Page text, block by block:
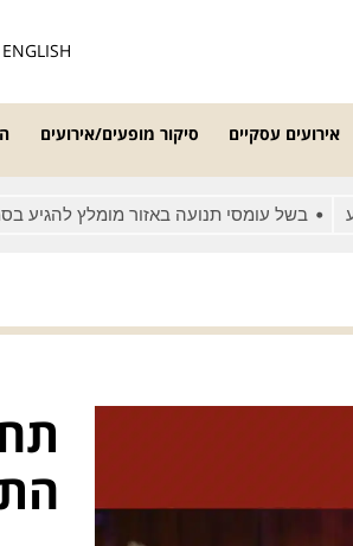
ENGLISH
אירועים עסקיים סיקור מופעים/אירועים
בשל עומסי תנועה באזור מומלץ להגיע בסמוך